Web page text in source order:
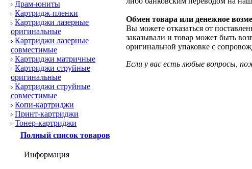
Драм-юниты
Картридж-пленки
Картриджи лазерные
оригинальные
Картриджи лазерные
совместимые
Картриджи матричные
Картриджи струйные
оригинальные
Картриджи струйные
совместимые
Копи-картриджи
Принт-картриджи
Тонер-картриджи
Полный список товаров
Информация
Обмен товара или денежное
Вы можете отказаться от
заказывали и товар может быть
оригинальной упаковке с
Если у вас есть любые вопросы,